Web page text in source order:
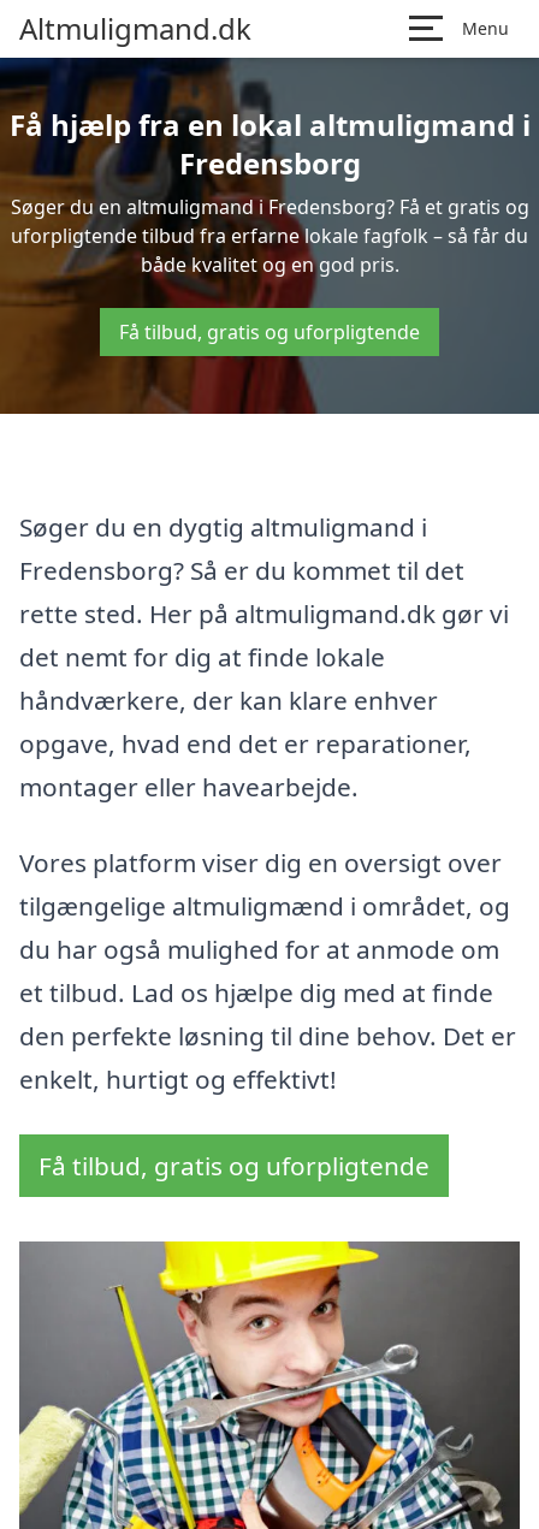
Altmuligmand.dk Menu
Få hjælp fra en lokal altmuligmand i
Fredensborg
Søger du en altmuligmand i Fredensborg? Få et gratis og
uforpligtende tilbud fra erfarne lokale fagfolk – så får du
både kvalitet og en god pris.
Få tilbud, gratis og uforpligtende
Søger du en dygtig altmuligmand i
Fredensborg? Så er du kommet til det
rette sted. Her på altmuligmand.dk gør vi
det nemt for dig at finde lokale
håndværkere, der kan klare enhver
opgave, hvad end det er reparationer,
montager eller havearbejde.
Vores platform viser dig en oversigt over
tilgængelige altmuligmænd i området, og
du har også mulighed for at anmode om
et tilbud. Lad os hjælpe dig med at finde
den perfekte løsning til dine behov. Det er
enkelt, hurtigt og effektivt!
Få tilbud, gratis og uforpligtende